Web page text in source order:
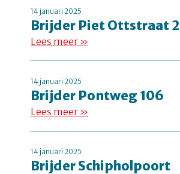
14 januari 2025
Brijder Piet Ottstraat 2
Lees meer »
14 januari 2025
Brijder Pontweg 106
Lees meer »
14 januari 2025
Brijder Schipholpoort